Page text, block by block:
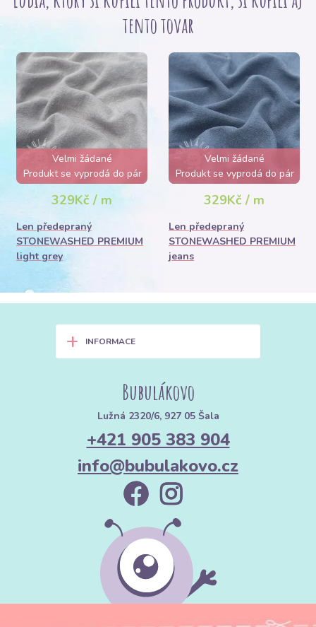
tento tovar
Velmi žádané
Produkt se vyprodá do pár
hodin
329Kč / m
Len předepraný
STONEWASHED PREMIUM
light grey
Velmi žádané
Produkt se vyprodá do pár
hodin
329Kč / m
Len předepraný
STONEWASHED PREMIUM
jeans
+ INFORMACE
Bubulákovo
Lužná 2320/6, 927 05 Šala
+421 905 383 904
info@bubulakovo.cz